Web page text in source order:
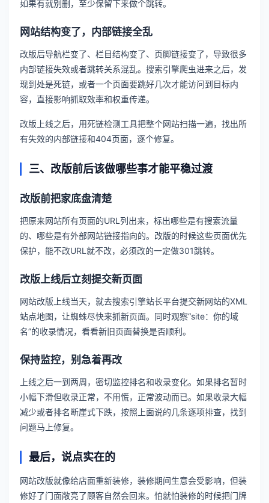
如果有就别删，至少保留下来做个跳转。
网站结构变了，内部链接全乱
改版后导航栏变了、栏目结构变了、页脚链接变了，导致很多
内部链接失效或者跳转关系混乱。搜索引擎爬虫进来之后，发
现到处是死链，或者一个页面要跳好几次才能访问到目标内
容，直接影响抓取效率和权重传递。
改版上线之后，用死链检测工具把整个网站扫描一遍，找出所
有失效的内部链接和404页面，逐个修复。
三、改版前后该做哪些事才能平稳过渡
改版前把家底盘清楚
把原来网站所有页面的URL列出来，标出哪些是有搜索流量
的、哪些是有外部网站链接指向的。改版的时候这些页面优先
保护，能不改URL就不改，必须改的一定做301跳转。
改版上线后立刻提交新页面
网站改版上线当天，就去搜索引擎站长平台提交新网站的XML
站点地图，让蜘蛛尽快来抓新页面。同时观察“site：你的域
名”的收录情况，看看新旧页面替换是否顺利。
保持监控，别急着再改
上线之后一到两周，密切监控排名和收录变化。如果排名暂时
小幅下滑但收录正常，不用慌，正常波动而已。如果收录大幅
减少或者排名断崖式下跌，按照上面说的几条逐项排查，找到
问题马上修复。
最后，说点实在的
网站改版就像给店面重新装修，装修期间生意会受影响，但装
修好了门面敞亮了顾客自然会回来。怕就怕装修的时候把门牌